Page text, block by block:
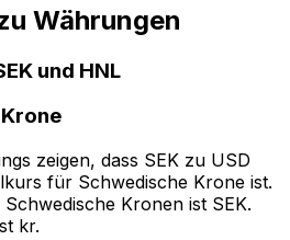
Währungen
und HNL
zeigen, dass SEK zu USD
für Schwedische Krone ist.
Kronen ist SEK.
kr.